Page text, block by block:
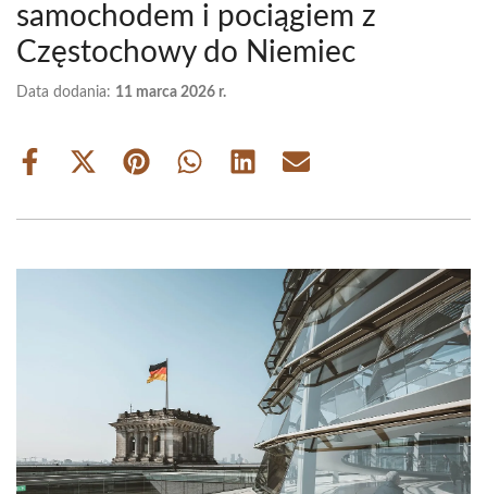
samochodem i pociągiem z
Częstochowy do Niemiec
Data dodania: 11 marca 2026 r.
Share
Share
(Twitter)
Share Share Share Share